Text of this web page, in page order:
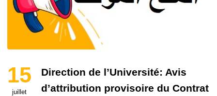
15
juillet
Direction de l’Université: Avis
d’attribution provisoire du Contrat